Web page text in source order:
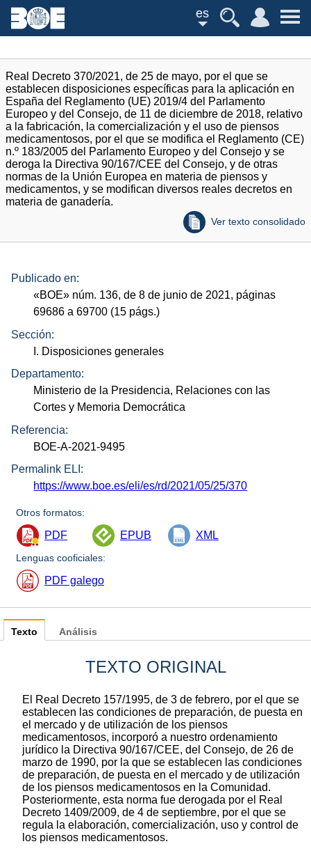
es
Real Decreto 370/2021, de 25 de mayo, por el que se
establecen disposiciones específicas para la aplicación en
España del Reglamento (UE) 2019/4 del Parlamento
Europeo y del Consejo, de 11 de diciembre de 2018, relativo
a la fabricación, la comercialización y el uso de piensos
medicamentosos, por el que se modifica el Reglamento (CE)
n.º 183/2005 del Parlamento Europeo y del Consejo y se
deroga la Directiva 90/167/CEE del Consejo, y de otras
normas de la Unión Europea en materia de piensos y
medicamentos, y se modifican diversos reales decretos en
materia de ganadería.
Ver texto consolidado
Publicado en:
«BOE» núm. 136, de 8 de junio de 2021, páginas
69686 a 69700 (15 págs.)
Sección:
I. Disposiciones generales
Departamento:
Ministerio de la Presidencia, Relaciones con las
Cortes y Memoria Democrática
Referencia:
BOE-A-2021-9495
Permalink ELI:
https://www.boe.es/eli/es/rd/2021/05/25/370
Otros formatos:
PDF EPUB XML
Lenguas cooficiales:
PDF galego
Texto
TEXTO ORIGINAL
El Real Decreto 157/1995, de 3 de febrero, por el que se
establecen las condiciones de preparación, de puesta en
el mercado y de utilización de los piensos
medicamentosos, incorporó a nuestro ordenamiento
jurídico la Directiva 90/167/CEE, del Consejo, de 26 de
marzo de 1990, por la que se establecen las condiciones
de preparación, de puesta en el mercado y de utilización
de los piensos medicamentosos en la Comunidad.
Posteriormente, esta norma fue derogada por el Real
Decreto 1409/2009, de 4 de septiembre, por el que se
regula la elaboración, comercialización, uso y control de
los piensos medicamentosos.
Análisis